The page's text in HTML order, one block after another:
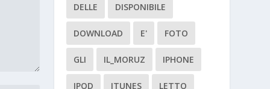
DELLE DISPONIBILE
DOWNLOAD E' FOTO
GLI IL_MORUZ IPHONE
IPOD ITUNES LETTO